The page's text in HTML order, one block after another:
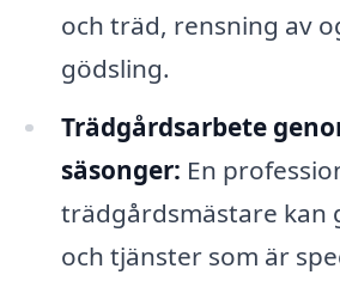
och träd, rensning av
gödsling.
Trädgårdsarbete
säsonger: En
trädgårdsmästare kan
och tjänster som är